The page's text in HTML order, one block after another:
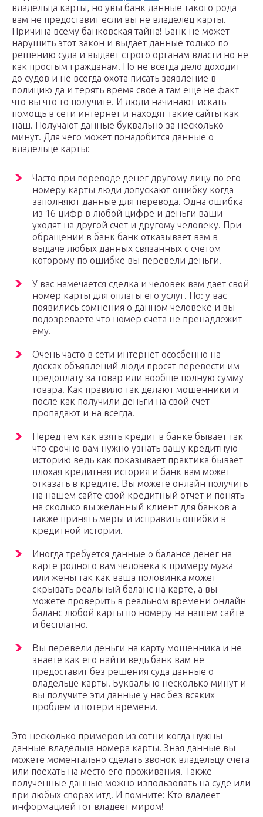
владельца карты, но увы банк данные такого рода
вам не предоставит если вы не владелец карты.
Причина всему банковская тайна! Банк не может
нарушить этот закон и выдает данные только по
решению суда и выдает строго органам власти но не
как простым гражданам. Но не всегда дело доходит
до судов и не всегда охота писать заявление в
полицию да и терять время свое а там еще не факт
что вы что то получите. И люди начинают искать
помощь в сети интернет и находят такие сайты как
наш. Получают данные буквально за несколько
минут. Для чего может понадобится данные о
владельце карты:
Часто при переводе денег другому лицу по его
номеру карты люди допускают ошибку когда
заполняют данные для перевода. Одна ошибка
из 16 цифр в любой цифре и деньги ваши
уходят на другой счет и другому человеку. При
обращении в банк банк отказывает вам в
выдаче любых данных связанных с счетом
которому по ошибке вы перевели деньги!
У вас намечается сделка и человек вам дает свой
номер карты для оплаты его услуг. Но: у вас
появились сомнения о данном человеке и вы
подозреваете что номер счета не пренадлежит
ему.
Очень часто в сети интернет ососбенно на
досках объявлений люди просят перевести им
предоплату за товар или вообще полную сумму
товара. Как правило так делают мошенники и
после как получили деньги на свой счет
пропадают и на всегда.
Перед тем как взять кредит в банке бывает так
что срочно вам нужно узнать вашу кредитную
историю ведь как показывает практика бывает
плохая кредитная история и банк вам может
отказать в кредите. Вы можете онлайн получить
на нашем сайте свой кредитный отчет и понять
на сколько вы желанный клиент для банков а
также принять меры и исправить ошибки в
кредитной истории.
Иногда требуется данные о балансе денег на
карте родного вам человека к примеру мужа
или жены так как ваша половинка может
скрывать реальный баланс на карте, а вы
можете проверить в реальном времени онлайн
баланс любой карты по номеру на нашем сайте
и бесплатно.
Вы перевели деньги на карту мошенника и не
знаете как его найти ведь банк вам не
предоставит без решения суда данные о
владельце карты. Буквально несколько минут и
вы получите эти данные у нас без всяких
проблем и потери времени.
Это несколько примеров из сотни когда нужны
данные владельца номера карты. Зная данные вы
можете моментально сделать звонок владельцу счета
или поехать на место его проживания. Также
полученные данные можно изпользовать на суде или
при любых спорах итд. И помните: Кто владеет
информацией тот владеет миром!